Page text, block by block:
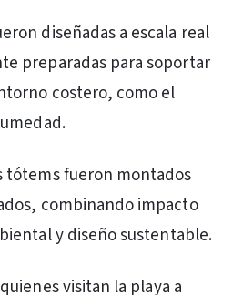
diseñadas a escala real
preparadas para soportar
costero, como el
tótems fueron montados
combinando impacto
y diseño sustentable.
visitan la playa a